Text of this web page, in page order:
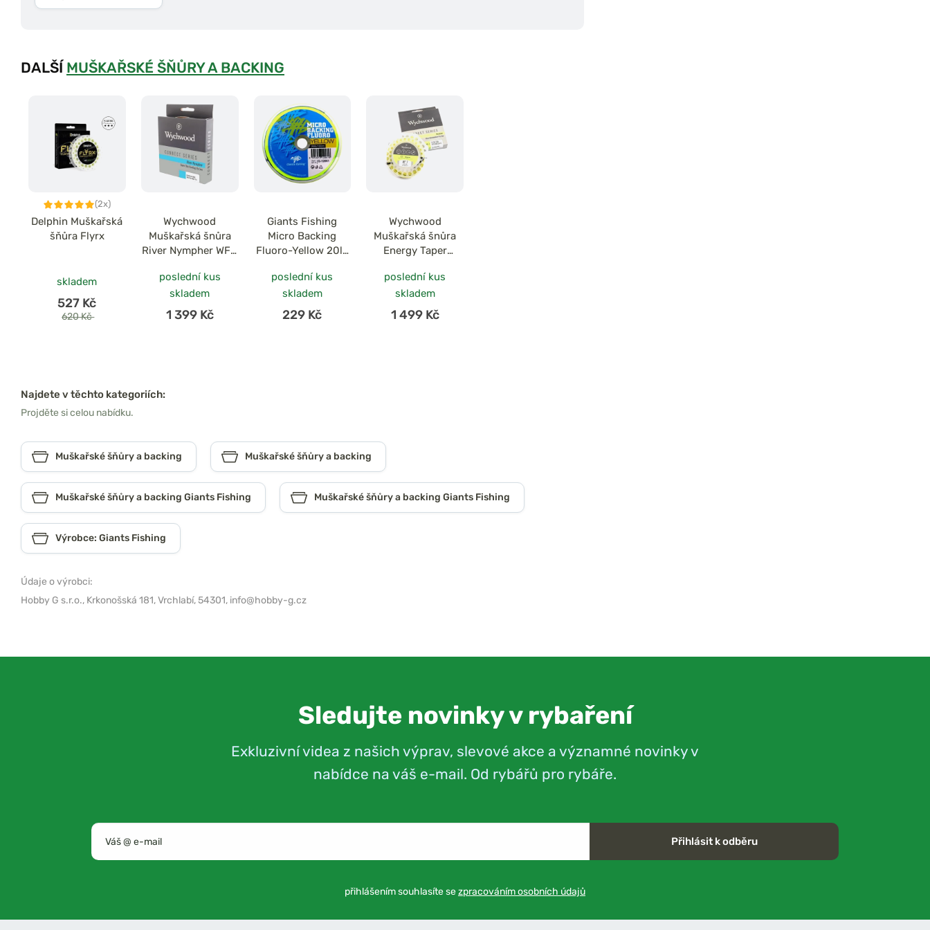
DALŠÍ MUŠKAŘSKÉ ŠŇŮRY A BACKING
(2x)
Delphin Muškařská
šňůra Flyrx
skladem
527 Kč
620 Kč
Wychwood
Muškařská šnůra
River Nympher WF#
poslední kus
skladem
1 399 Kč
Giants Fishing
Micro Backing
Fluoro-Yellow 20lb
poslední kus
skladem
229 Kč
Wychwood
Muškařská šnůra
Energy Taper
poslední kus
skladem
1 499 Kč
Najdete v těchto kategoriích:
Projděte si celou nabídku.
Muškařské šňůry a backing Muškařské šňůry a backing
Muškařské šňůry a backing Giants Fishing Muškařské šňůry a backing Giants Fishing
Výrobce: Giants Fishing
Údaje o výrobci:
Hobby G s.r.o., Krkonošská 181, Vrchlabí, 54301, info@hobby-g.cz
Sledujte novinky v rybaření
Exkluzivní videa z našich výprav, slevové akce a významné novinky v
nabídce na váš e-mail. Od rybářů pro rybáře.
Přihlásit k odběru
přihlášením souhlasíte sezpracováním osobních údajů